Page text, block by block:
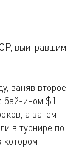
выигравшим
заняв второе
бай-ином $1
а затем
в турнире по
котором